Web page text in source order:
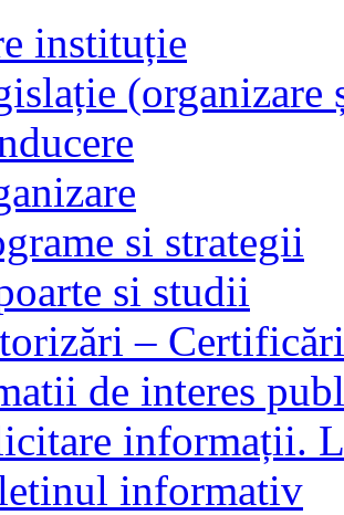
instituție
si strategii
si studii
–
de interes
informații.
informativ